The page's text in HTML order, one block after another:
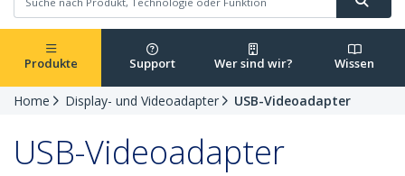
Produkte Support Wer sind wir? Wissen
Home Display- und Videoadapter USB-Videoadapter
USB-Videoadapter